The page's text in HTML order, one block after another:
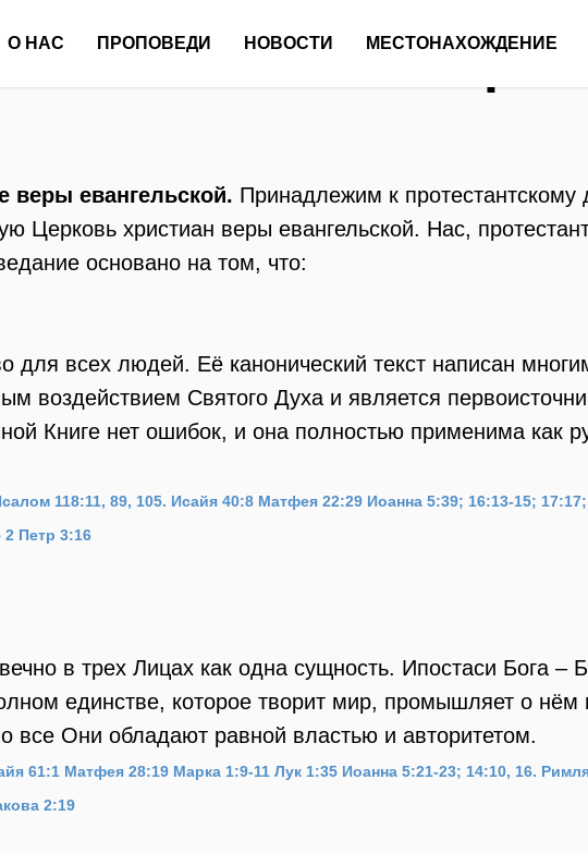
О НАС ПРОПОВЕДИ НОВОСТИ МЕСТОНАХОЖДЕНИЕ
веры евангельской. Принадлежим к
Церковь христиан веры евангельской. Нас,
основано на том, что:
для всех людей. Её канонический текст написан
воздействием Святого Духа и является
Книге нет ошибок, и она полностью применима как
118:11, 89, 105. Исайя 40:8 Матфея 22:29 Иоанна 5:39; 16:13-15;
2 Петр 3:16
в трех Лицах как одна сущность. Ипостаси Бога
единстве, которое творит мир, промышляет о нём
все Они обладают равной властью и авторитетом.
61:1 Матфея 28:19 Марка 1:9-11 Лук 1:35 Иоанна 5:21-23; 14:10, 16.
2:19
Наша вера